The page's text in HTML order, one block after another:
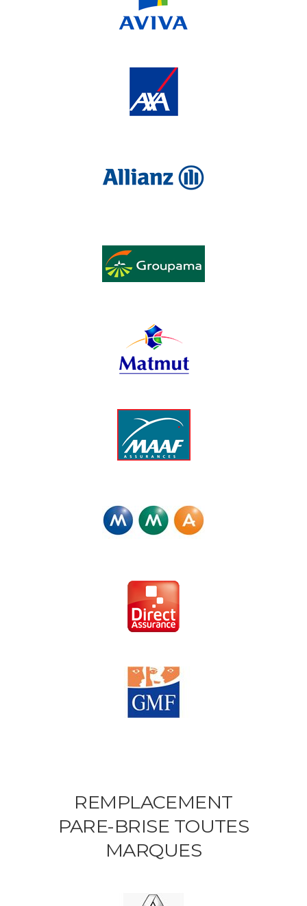
REMPLACEMENT
PARE-BRISE TOUTES
MARQUES